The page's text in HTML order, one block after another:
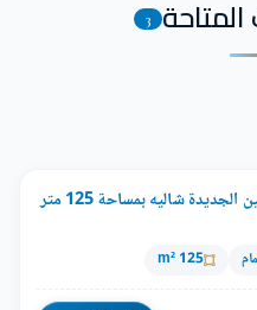
3
للبيع بقرية ايلو العلمين الجديدة شاليه بمساحة 125 متر
125 m²